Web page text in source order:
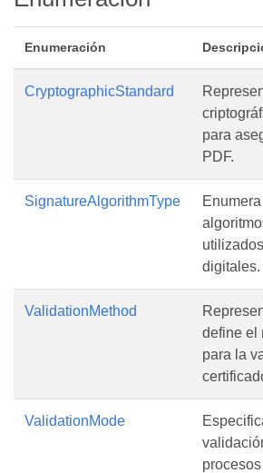
Enumeración
CryptographicStandard
para
PDF.
SignatureAlgorithmType
digitales.
ValidationMethod
define el
para la
ValidationMode